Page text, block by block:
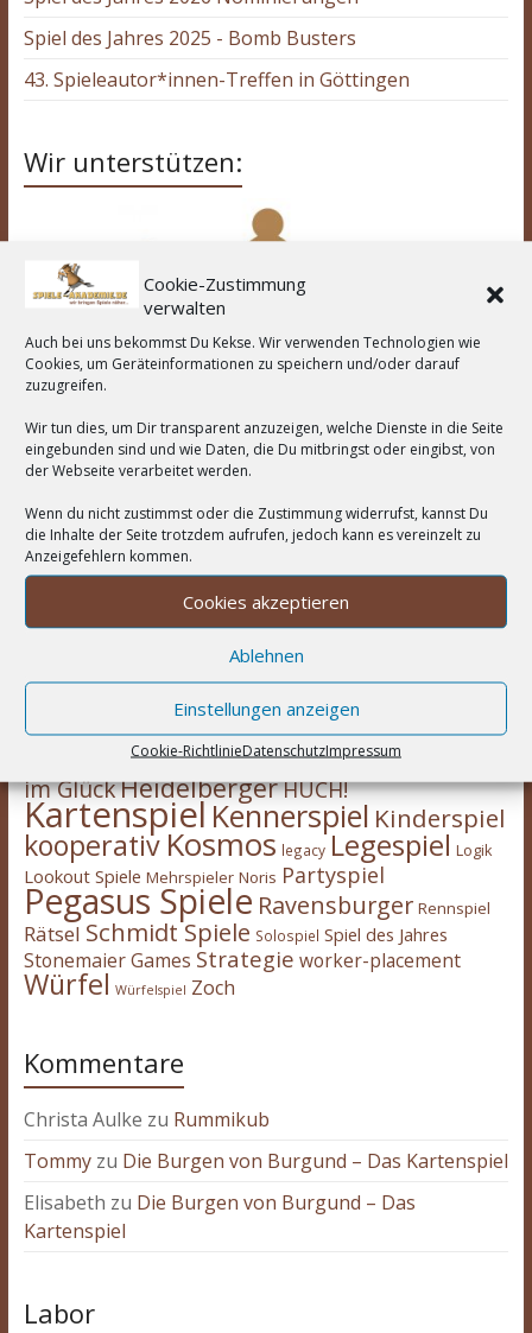
Cookie-Zustimmung
verwalten
Auch bei uns bekommst Du Kekse. Wir verwenden Technologien wie
Cookies, um Geräteinformationen zu speichern und/oder darauf
zuzugreifen.
Wir tun dies, um Dir transparent anzuzeigen, welche Dienste in die Seite
eingebunden sind und wie Daten, die Du mitbringst oder eingibst, von
der Webseite verarbeitet werden.
Wenn du nicht zustimmst oder die Zustimmung widerrufst, kannst Du
die Inhalte der Seite trotzdem aufrufen, jedoch kann es vereinzelt zu
Anzeigefehlern kommen.
Cookies akzeptieren
Ablehnen
Einstellungen anzeigen
Cookie-RichtlinieDatenschutzImpressum
Spiel des Jahres 2025 - Bomb Busters
43. Spieleautor*innen-Treffen in Göttingen
Wir unterstützen:
Wortwolke
2-Spieler Abacusspiele Amigo SpieleAsmodee
Berichte Days of Wonder Deckbau
eggertspiele Eisenbahn Engine Erweiterung Escape Room
FamilienspielFeuerland
im GlückHeidelbergerHUCH!
Kartenspiel Kennerspiel Kinderspiel
kooperativ Kosmos legacy Legespiel Logik
Lookout Spiele Mehrspieler Noris Partyspiel
Pegasus Spiele Ravensburger Rennspiel
Rätsel Schmidt Spiele Solospiel Spiel des Jahres
Stonemaier Games Strategie worker-placement
Würfel Würfelspiel Zoch
Kommentare
Christa Aulke zu Rummikub
Tommyzu Die Burgen von Burgund – Das Kartenspiel
Elisabeth zu Die Burgen von Burgund – Das
Kartenspiel
Labor